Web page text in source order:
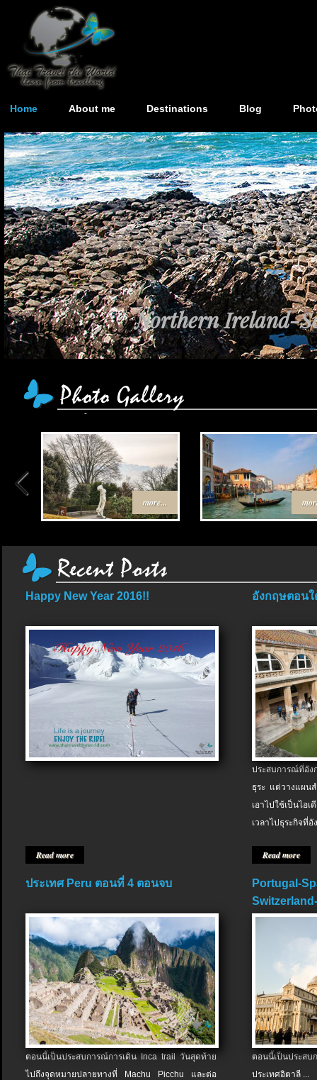
Home About me Destinations Blog
Northern Ireland-
more...
Happy New Year 2016!!
Read more
อังกฤษตอนใ
ประสบการณ์ที่อัง
ธุระ แต่วางแผน
เอาไปใช้เป็นไอ
เวลาไปธุระกิจที่อั
Read more
ประเทศ Peru ตอนที่ 4 ตอนจบ
ตอนนี้เป็นประสบการณ์การเดิน Inca trail วันสุดท้าย
ไปถึงจุดหมายปลายทางที่ Machu Picchu และต่อ
Portugal-
ตอนนี้เป็นประส
ประเทศอิตาลี ...